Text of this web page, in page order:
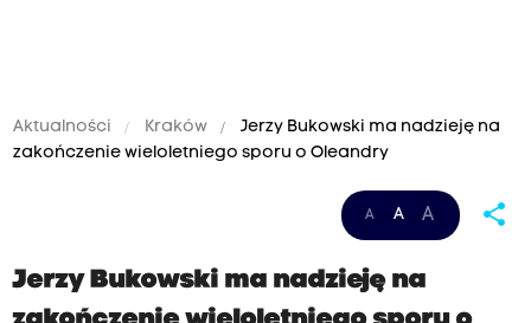
Aktualności Kraków
Jerzy Bukowski ma nadzieję na
zakończenie wieloletniego sporu o Oleandry
A A A share
Jerzy Bukowski ma nadzieję na